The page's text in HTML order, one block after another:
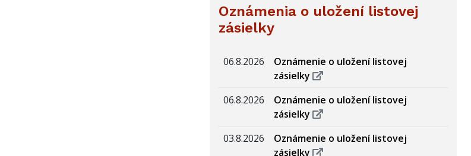
Oznámenia o uložení listovej
zásielky
06.8.2026
Oznámenie o uložení listovej
zásielky
06.8.2026
Oznámenie o uložení listovej
zásielky
03.8.2026
Oznámenie o uložení listovej
zásielky